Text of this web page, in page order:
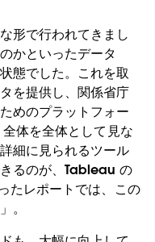
形で行われてきまし
かといったデータ
態でした。これを取
を提供し、関係省庁
めのプラットフォー
体を全体として見な
細に見られるツール
るのが、Tableau の
たレポートでは、この
。